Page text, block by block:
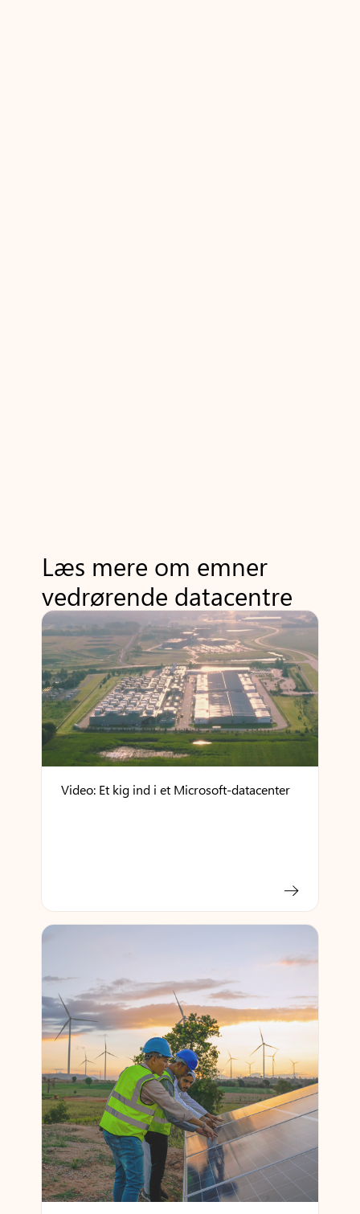
Læs mere om emner
vedrørende datacentre
Video: Et kig ind i et Microsoft-datacenter